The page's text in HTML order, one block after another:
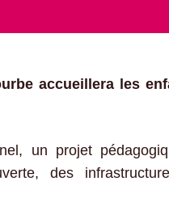
accueillera les
un projet
des